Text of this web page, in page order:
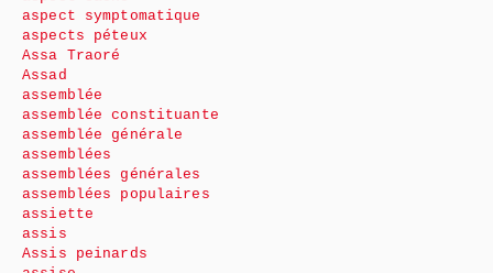
aspect symptomatique
aspects péteux
Assa Traoré
Assad
assemblée
assemblée constituante
assemblée générale
assemblées
assemblées générales
assemblées populaires
assiette
assis
Assis peinards